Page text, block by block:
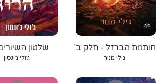
אורגת הרוח
ג׳ולי ג׳ונסון
חותמת הברזל - חלק ב'
גילי מנור